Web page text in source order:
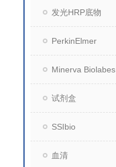
发光HRP底物
PerkinElmer
Minerva Biolabes
试剂盒
SSIbio
血清